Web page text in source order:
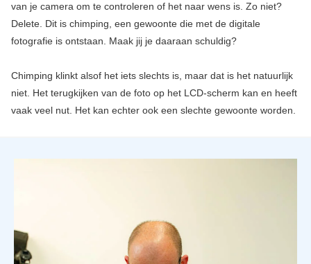
van je camera om te controleren of het naar wens is. Zo niet?
Delete. Dit is chimping, een gewoonte die met de digitale
fotografie is ontstaan. Maak jij je daaraan schuldig?
Chimping klinkt alsof het iets slechts is, maar dat is het natuurlijk
niet. Het terugkijken van de foto op het LCD-scherm kan en heeft
vaak veel nut. Het kan echter ook een slechte gewoonte worden.